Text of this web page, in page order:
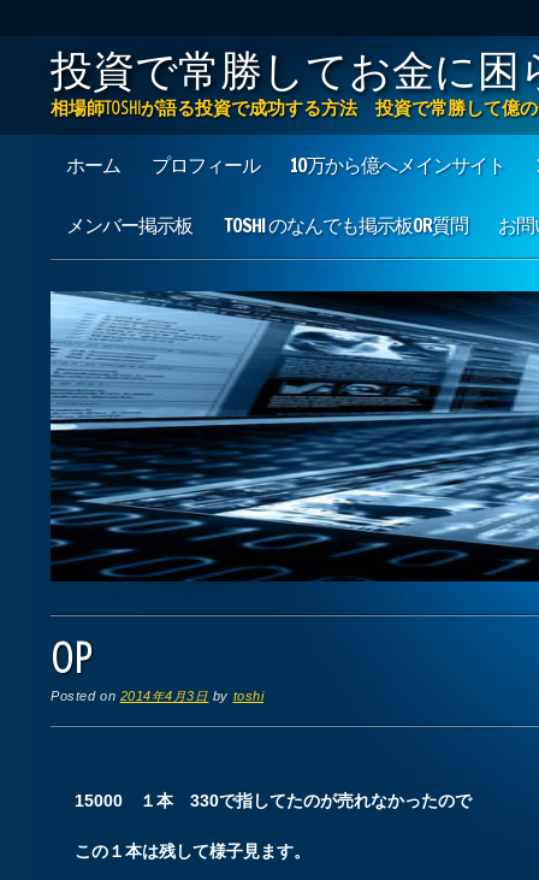
投資で常勝してお金に困
相場師TOSHIが語る投資で成功する方法 投資で常勝して億
Main menu
ホーム プロフィール 10万から億へメインサイト
メンバー掲示板 TOSHI のなんでも掲示板OR質問 お
OP
Posted on 2014年4月3日 by toshi
15000 １本 330で指してたのが売れなかったので
この１本は残して様子見ます。